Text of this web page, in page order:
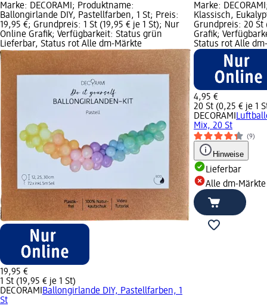
Marke: DECORAMI; Produktname:
Ballongirlande DIY, Pastellfarben, 1 St; Preis:
19,95 €; Grundpreis: 1 St (19,95 € je 1 St); Nur
Online Grafik; Verfügbarkeit: Status grün
Lieferbar, Status rot Alle dm-Märkte
19,95 €
1 St (19,95 € je 1 St)
DECORAMI Ballongirlande DIY, Pastellfarben, 1
St
Marke:
Klassisch,
Grundpreis: 20 St
Grafik;
Status rot Alle
4,95 €
20 St (0,25 € je 1
DECORAMI
Mix, 20 St
(9)
Hinweise
Lieferbar
Alle dm-Märkte